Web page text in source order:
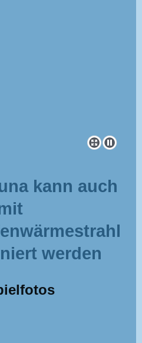
kann auch
werden